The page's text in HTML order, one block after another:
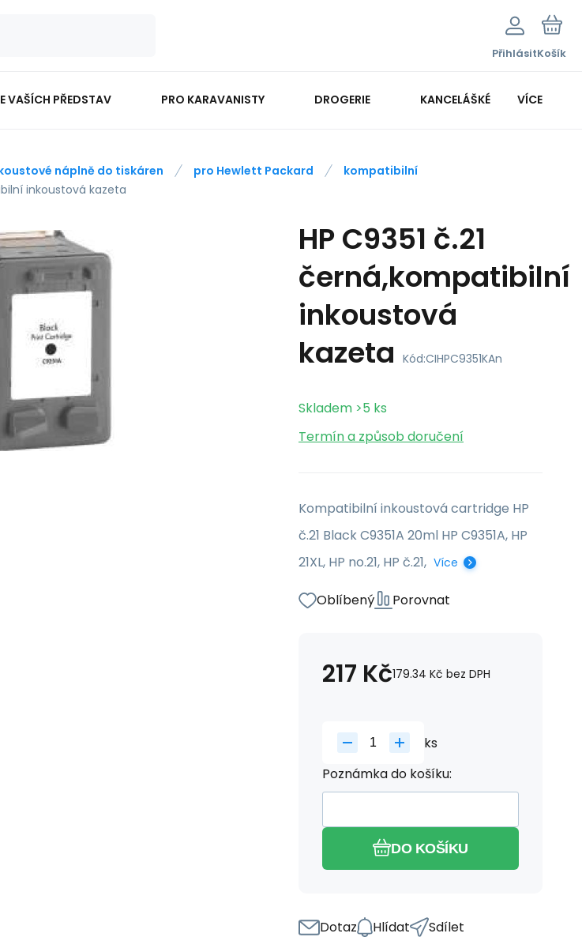
PřihlásitKošík
VAŠÍCH PŘEDSTAV PRO KARAVANISTY DROGERIE KANCELÁŠKÉ POTŘEBY
VÍCE
náplně do tiskáren pro Hewlett Packard
kompatibilní
inkoustová kazeta
HP C9351 č.21
černá,kompatibilní
inkoustová
kazeta Kód:CIHPC9351KAn
Skladem >5 ks
Termín a způsob doručení
Kompatibilní inkoustová cartridge HP
č.21 Black C9351A 20ml HP C9351A, HP
21XL, HP no.21, HP č.21, Více
Oblíbený Porovnat
217 Kč179.34 Kč bez DPH
ks
Poznámka do košíku:
DO KOŠÍKU
Dotaz Hlídat Sdílet